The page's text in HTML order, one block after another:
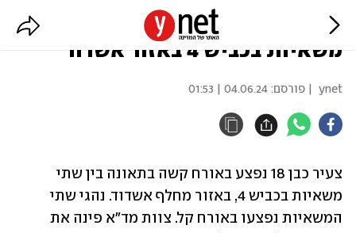
צעיר נפצע קשה בתאונה בין שתי
משאיות בכביש 4 באזור אשדוד
ynet | פורסם: 04.06.24 | 01:53